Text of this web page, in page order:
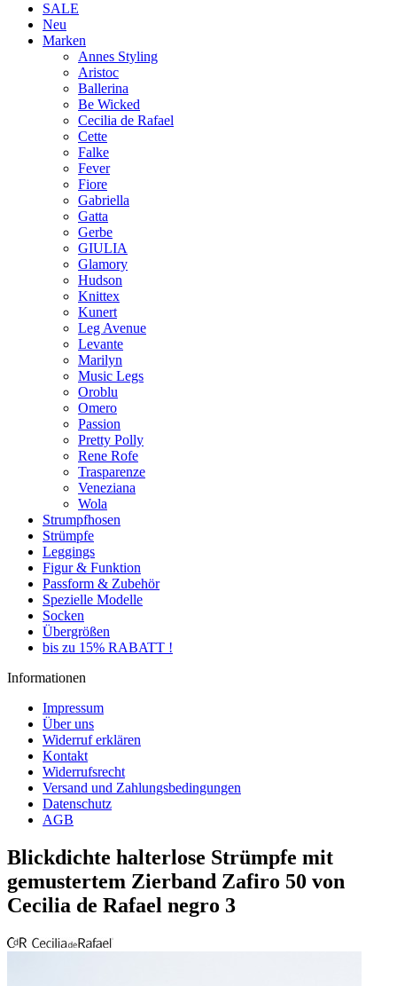
SALE
Neu
Marken
Annes Styling
Aristoc
Ballerina
Be Wicked
Cecilia de Rafael
Cette
Falke
Fever
Fiore
Gabriella
Gatta
Gerbe
GIULIA
Glamory
Hudson
Knittex
Kunert
Leg Avenue
Levante
Marilyn
Music Legs
Oroblu
Omero
Passion
Pretty Polly
Rene Rofe
Trasparenze
Veneziana
Wola
Strumpfhosen
Strümpfe
Leggings
Figur & Funktion
Passform & Zubehör
Spezielle Modelle
Socken
Übergrößen
bis zu 15% RABATT !
Informationen
Impressum
Über uns
Widerruf erklären
Kontakt
Widerrufsrecht
Versand und Zahlungsbedingungen
Datenschutz
AGB
Blickdichte halterlose Strümpfe mit
gemustertem Zierband Zafiro 50 von
Cecilia de Rafael negro 3